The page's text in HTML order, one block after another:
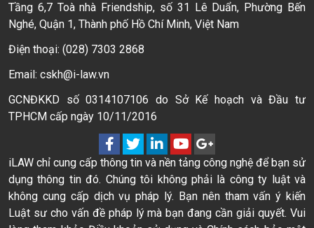
Tầng 6,7 Toà nhà Friendship, số 31 Lê Duẩn, Phường Bến
Nghé, Quận 1, Thành phố Hồ Chí Minh, Việt Nam
Điện thoại: (028) 7303 2868
Email: cskh@i-law.vn
GCNĐKKD số 0314107106 do Sở Kế hoạch và Đầu tư
TPHCM cấp ngày 10/11/2016
iLAW chỉ cung cấp thông tin và nền tảng công nghệ để bạn sử
dụng thông tin đó. Chúng tôi không phải là công ty luật và
không cung cấp dịch vụ pháp lý. Bạn nên tham vấn ý kiến
Luật sư cho vấn đề pháp lý mà bạn đang cần giải quyết. Vui